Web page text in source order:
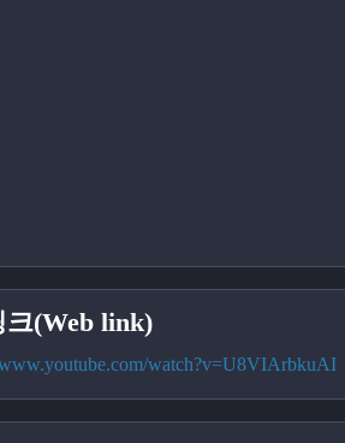
크(Web link)
watch?v=U8VIArbkuAI